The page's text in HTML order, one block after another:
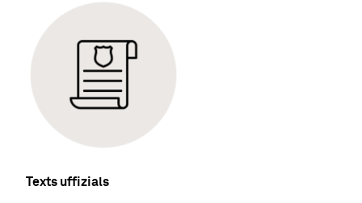
Texts uffizials